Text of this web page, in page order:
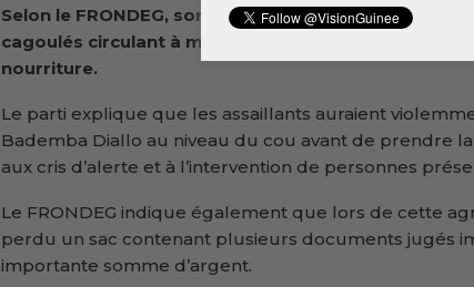
Selon le FRONDEG, son candidat aurait été attaqué
cagoulés circulant à moto alors qu’il était sorti pour
nourriture.
Le parti explique que les assaillants auraient
Bademba Diallo au niveau du cou avant de prendre
aux cris d’alerte et à l’intervention de personnes
Le FRONDEG indique également que lors de cette
perdu un sac contenant plusieurs documents jugés
importante somme d’argent.